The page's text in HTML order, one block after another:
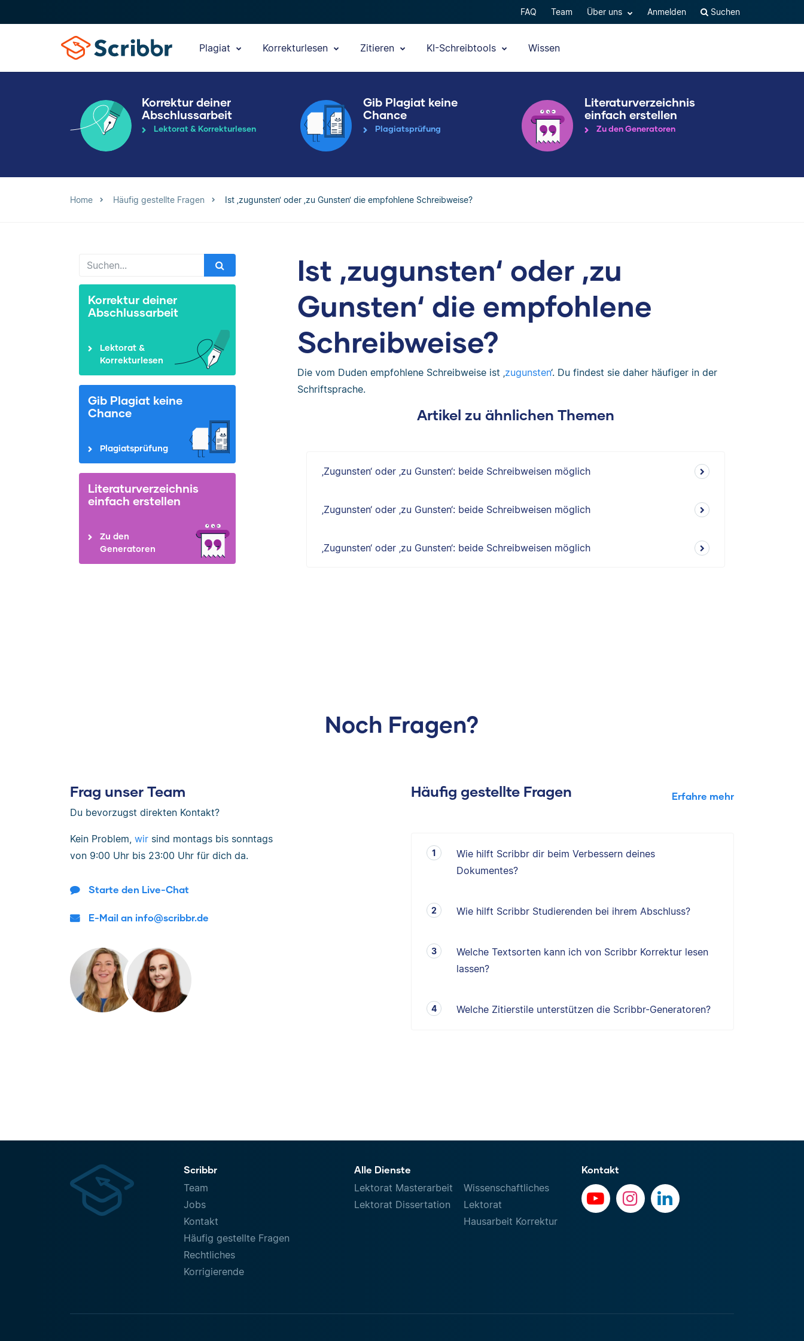
FAQ Team Über uns Anmelden Suchen
Plagiat Korrekturlesen Zitieren KI-Schreibtools Wissen
Korrektur deiner
Abschlussarbeit
Lektorat & Korrekturlesen
Gib Plagiat keine
Chance
Plagiatsprüfung
Literaturverzeichnis
einfach erstellen
Zu den Generatoren
Home Häufig gestellte Fragen Ist ‚zugunsten‘ oder ‚zu Gunsten‘ die empfohlene Schreibweise?
Korrektur deiner
Abschlussarbeit
Lektorat &
Korrekturlesen
Gib Plagiat keine
Chance
Plagiatsprüfung
Literaturverzeichnis
einfach erstellen
Zu den
Generatoren
Ist ‚zugunsten‘ oder ‚zu
Gunsten‘ die empfohlene
Schreibweise?
Die vom Duden empfohlene Schreibweise ist ‚zugunsten‘. Du findest sie daher häufiger in der
Schriftsprache.
Artikel zu ähnlichen Themen
‚Zugunsten‘ oder ‚zu Gunsten‘: beide Schreibweisen möglich
‚Zugunsten‘ oder ‚zu Gunsten‘: beide Schreibweisen möglich
‚Zugunsten‘ oder ‚zu Gunsten‘: beide Schreibweisen möglich
Noch Fragen?
Frag unser Team
Du bevorzugst direkten Kontakt?
Kein Problem, wir sind montags bis sonntags
von 9:00 Uhr bis 23:00 Uhr für dich da.
Starte den Live-Chat
E-Mail an info@scribbr.de
Häufig gestellte Fragen Erfahre mehr
Wie hilft Scribbr dir beim Verbessern deines
Dokumentes?
Wie hilft Scribbr Studierenden bei ihrem Abschluss?
Welche Textsorten kann ich von Scribbr Korrektur lesen
lassen?
Welche Zitierstile unterstützen die Scribbr-Generatoren?
Scribbr
Team
Jobs
Kontakt
Häufig gestellte Fragen
Rechtliches
Korrigierende
Alle Dienste
Lektorat Masterarbeit
Lektorat Dissertation
Wissenschaftliches
Lektorat
Hausarbeit Korrektur
Kontakt